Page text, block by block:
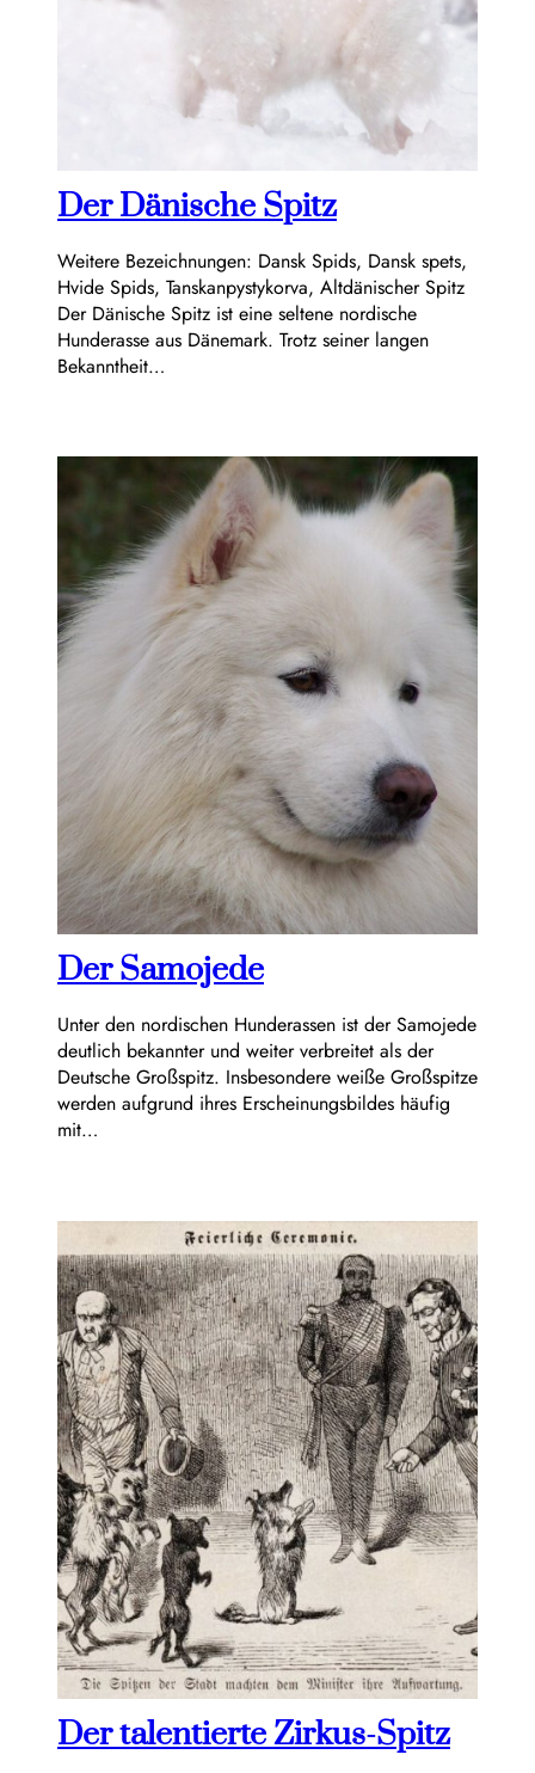
Der Dänische Spitz
Weitere Bezeichnungen: Dansk Spids, Dansk spets,
Hvide Spids, Tanskanpystykorva, Altdänischer Spitz
Der Dänische Spitz ist eine seltene nordische
Hunderasse aus Dänemark. Trotz seiner langen
Bekanntheit…
Der Samojede
Unter den nordischen Hunderassen ist der Samojede
deutlich bekannter und weiter verbreitet als der
Deutsche Großspitz. Insbesondere weiße Großspitze
werden aufgrund ihres Erscheinungsbildes häufig
mit…
Der talentierte Zirkus-Spitz